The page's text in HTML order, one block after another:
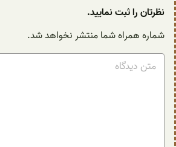
نظرتان را ثبت نمایید.
شماره همراه شما منتشر نخواهد شد.